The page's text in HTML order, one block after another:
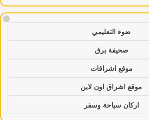
!
ضوء التعليمي
صحيفة برق
موقع اشراقات
موقع اشراق اون لاين
اركان سياحة وسفر